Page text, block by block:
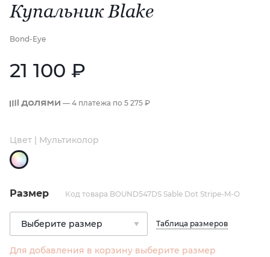
Купальник Blake
Bond-Eye
21 100 ₽
— 4 платежа по 5 275 ₽
Цвет | Мультиколор
Размер Код товара BOUND547DS Sable Dot Stripe-M-O
Таблица размеров
Для добавления в корзину выберите размер